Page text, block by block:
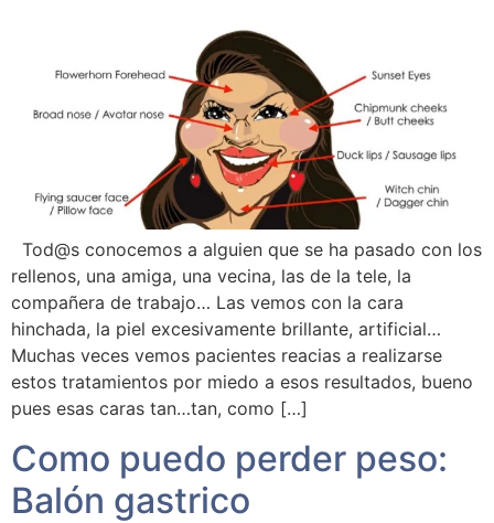
Tod@s conocemos a alguien que se ha pasado con los
rellenos, una amiga, una vecina, las de la tele, la
compañera de trabajo… Las vemos con la cara
hinchada, la piel excesivamente brillante, artificial…
Muchas veces vemos pacientes reacias a realizarse
estos tratamientos por miedo a esos resultados, bueno
pues esas caras tan…tan, como […]
Como puedo perder peso:
Balón gastrico